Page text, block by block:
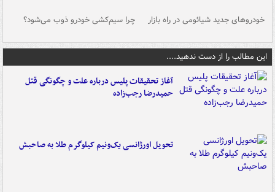
خودروهای جدید شیائومی در راه بازار چرا سیم‌کشی خودرو ذوب می‌شود؟
این مطالب را از دست ندهید....
آغاز تحقیقات پلیس درباره علت و چگونگی قتل
حمیدرضا رجب‌زاده
تحویل اورژانسی یک‌ونیم کیلوگرم طلا به صاحبش